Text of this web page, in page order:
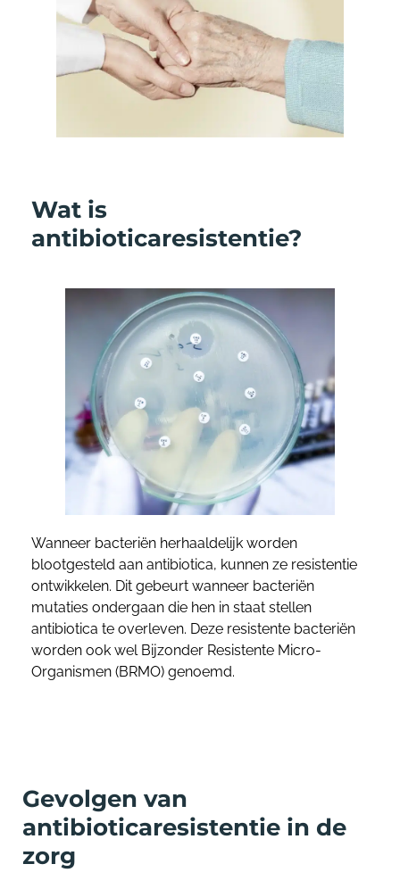
Wat is
antibioticaresistentie?
Wanneer bacteriën herhaaldelijk worden
blootgesteld aan antibiotica, kunnen ze resistentie
ontwikkelen. Dit gebeurt wanneer bacteriën
mutaties ondergaan die hen in staat stellen
antibiotica te overleven. Deze resistente bacteriën
worden ook wel Bijzonder Resistente Micro-
Organismen (BRMO) genoemd.
Gevolgen van
antibioticaresistentie in de
zorg